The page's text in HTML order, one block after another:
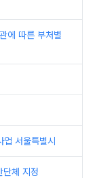
에 따른 부처별
서울특별시
단체 지정